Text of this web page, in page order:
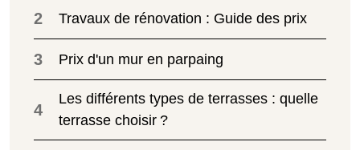
2 Travaux de rénovation : Guide des prix
3 Prix d'un mur en parpaing
4
Les différents types de terrasses : quelle
terrasse choisir ?